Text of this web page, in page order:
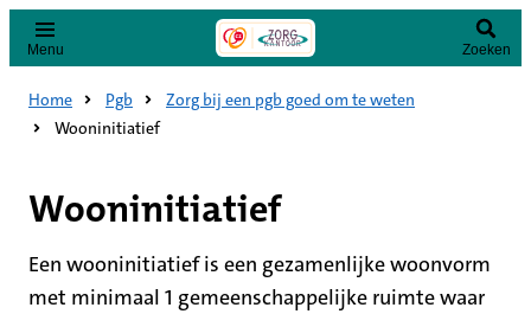
Menu Zoeken
Home Pgb
Zorg bij een pgb goed om te weten
Wooninitiatief
Wooninitiatief
Een wooninitiatief is een gezamenlijke woonvorm
met minimaal 1 gemeenschappelijke ruimte waar